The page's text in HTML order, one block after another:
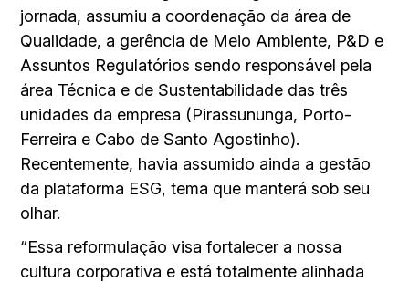
jornada, assumiu a coordenação da área de
Qualidade, a gerência de Meio Ambiente, P&D e
Assuntos Regulatórios sendo responsável pela
área Técnica e de Sustentabilidade das três
unidades da empresa (Pirassununga, Porto-
Ferreira e Cabo de Santo Agostinho).
Recentemente, havia assumido ainda a gestão
da plataforma ESG, tema que manterá sob seu
olhar.
“Essa reformulação visa fortalecer a nossa
cultura corporativa e está totalmente alinhada